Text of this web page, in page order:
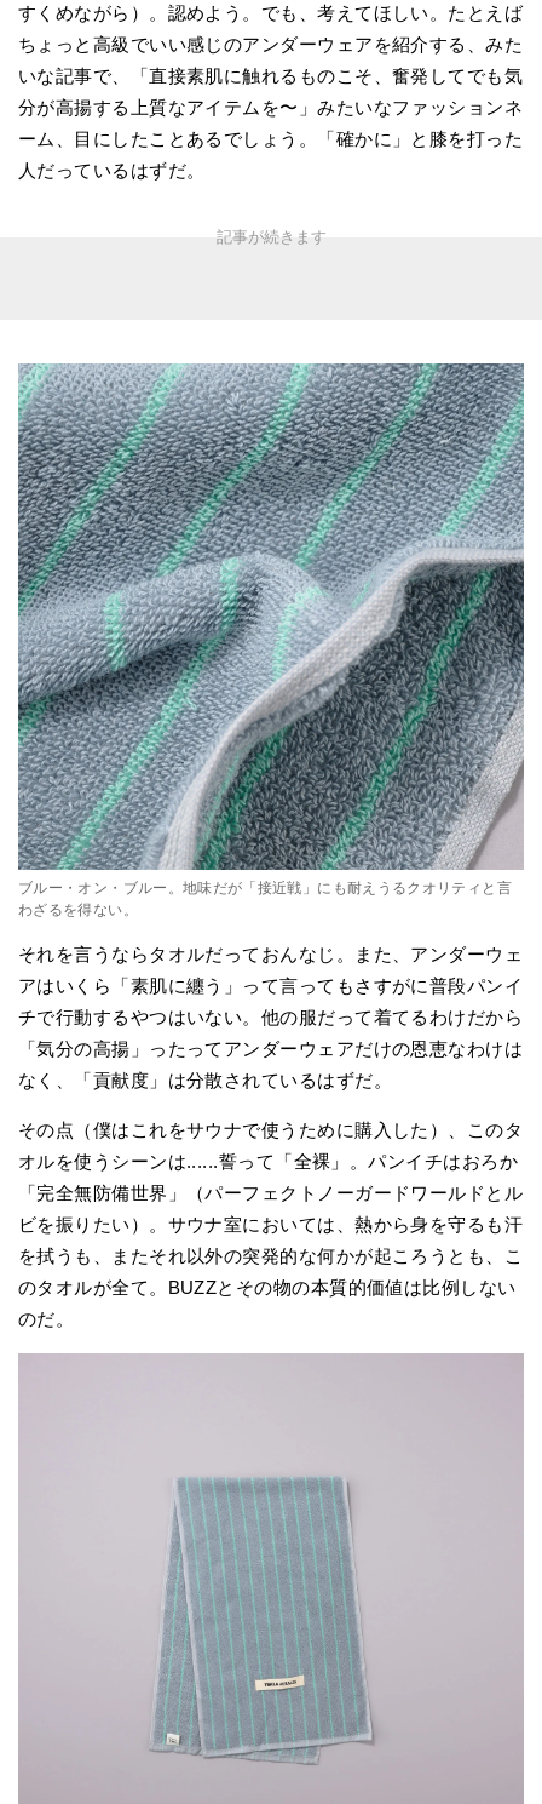
すくめながら）。認めよう。でも、考えてほしい。たとえば
ちょっと高級でいい感じのアンダーウェアを紹介する、みた
いな記事で、「直接素肌に触れるものこそ、奮発してでも気
分が高揚する上質なアイテムを〜」みたいなファッションネ
ーム、目にしたことあるでしょう。「確かに」と膝を打った
人だっているはずだ。
ブルー・オン・ブルー。地味だが「接近戦」にも耐えうるクオリティと言
わざるを得ない。
それを言うならタオルだっておんなじ。また、アンダーウェ
アはいくら「素肌に纏う」って言ってもさすがに普段パンイ
チで行動するやつはいない。他の服だって着てるわけだから
「気分の高揚」ったってアンダーウェアだけの恩恵なわけは
なく、「貢献度」は分散されているはずだ。
その点（僕はこれをサウナで使うために購入した）、このタ
オルを使うシーンは......誓って「全裸」。パンイチはおろか
「完全無防備世界」（パーフェクトノーガードワールドとル
ビを振りたい）。サウナ室においては、熱から身を守るも汗
を拭うも、またそれ以外の突発的な何かが起ころうとも、こ
のタオルが全て。BUZZとその物の本質的価値は比例しない
のだ。